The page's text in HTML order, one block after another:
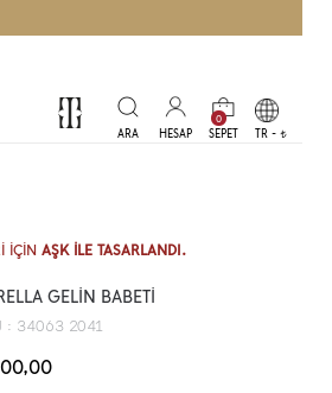
0
TR - t
İÇİNAŞK İLE TASARLANDI.
GELİN BABETİ
: 34063 2041